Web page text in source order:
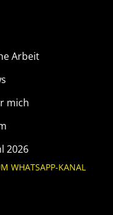
Arbeit
mich
2026
WHATSAPP-KANAL